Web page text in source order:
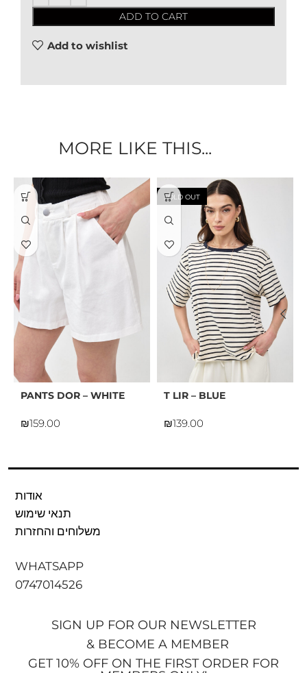
ADD TO CART
Add to wishlist
MORE LIKE THIS...
PANTS DOR – WHITE
₪
SOLD OUT
T LIR – BLUE
₪
אודות
תנאי שימוש
משלוחים והחזרות
WHATSAPP
0747014526
SIGN UP FOR OUR NEWSLETTER
& BECOME A MEMBER
GET 10% OFF ON THE FIRST ORDER FOR